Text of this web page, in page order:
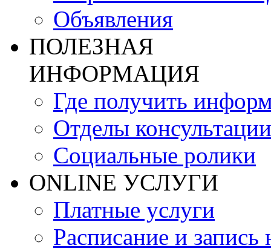
Объявления
ПОЛЕЗНАЯ
ИНФОРМАЦИЯ
Где получить
Отделы консультации
Социальные ролики
ONLINE УСЛУГИ
Платные услуги
Расписание и запись